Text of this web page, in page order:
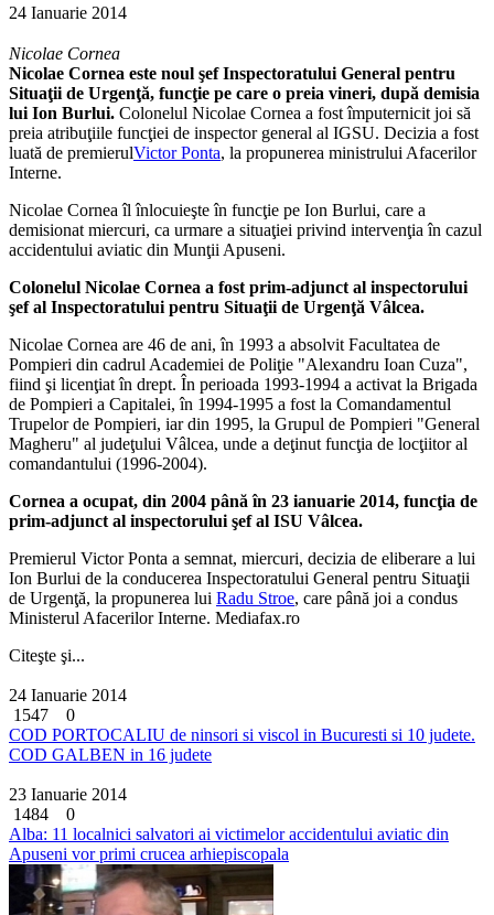
24 Ianuarie 2014
Nicolae Cornea
Nicolae Cornea este noul şef Inspectoratului General pentru
Situaţii de Urgenţă, funcţie pe care o preia vineri, după demisia
lui Ion Burlui. Colonelul Nicolae Cornea a fost împuternicit joi să
preia atribuţiile funcţiei de inspector general al IGSU. Decizia a fost
luată de premierulVictor Ponta, la propunerea ministrului Afacerilor
Interne.
Nicolae Cornea îl înlocuieşte în funcţie pe Ion Burlui, care a
demisionat miercuri, ca urmare a situaţiei privind intervenţia în cazul
accidentului aviatic din Munţii Apuseni.
Colonelul Nicolae Cornea a fost prim-adjunct al inspectorului
şef al Inspectoratului pentru Situaţii de Urgenţă Vâlcea.
Nicolae Cornea are 46 de ani, în 1993 a absolvit Facultatea de
Pompieri din cadrul Academiei de Poliţie "Alexandru Ioan Cuza",
fiind şi licenţiat în drept. În perioada 1993-1994 a activat la Brigada
de Pompieri a Capitalei, în 1994-1995 a fost la Comandamentul
Trupelor de Pompieri, iar din 1995, la Grupul de Pompieri "General
Magheru" al judeţului Vâlcea, unde a deţinut funcţia de locţiitor al
comandantului (1996-2004).
Cornea a ocupat, din 2004 până în 23 ianuarie 2014, funcţia de
prim-adjunct al inspectorului şef al ISU Vâlcea.
Premierul Victor Ponta a semnat, miercuri, decizia de eliberare a lui
Ion Burlui de la conducerea Inspectoratului General pentru Situaţii
de Urgenţă, la propunerea lui Radu Stroe, care până joi a condus
Ministerul Afacerilor Interne. Mediafax.ro
Citeşte şi...
24 Ianuarie 2014
1547
0
COD PORTOCALIU de ninsori si viscol in Bucuresti si 10 judete.
COD GALBEN in 16 judete
23 Ianuarie 2014
1484
0
Alba: 11 localnici salvatori ai victimelor accidentului aviatic din
Apuseni vor primi crucea arhiepiscopala